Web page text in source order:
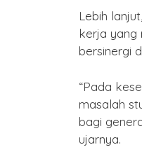
Lebih
kerja yang
bersinergi
“Pada
masalah
bagi
ujarnya.